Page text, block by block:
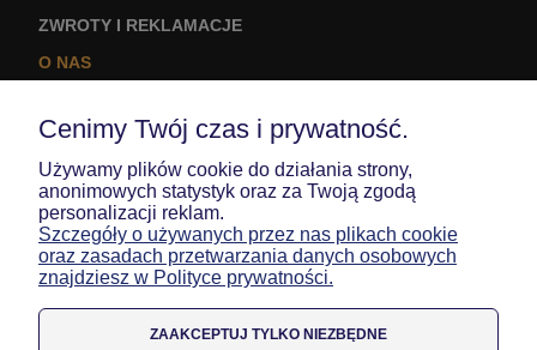
ZWROTY I REKLAMACJE
O NAS
LOGO NA ODZIEŻ
MOJE KONTO
TWOJE ZAMÓWIENIA
USTAWIENIA KONTA
Cenimy Twój czas i prywatność.
Używamy plików cookie do działania strony,
anonimowych statystyk oraz za Twoją zgodą
personalizacji reklam.
Szczegóły o używanych przez nas plikach cookie
oraz zasadach przetwarzania danych osobowych
znajdziesz w Polityce prywatności.
ZAAKCEPTUJ TYLKO NIEZBĘDNE